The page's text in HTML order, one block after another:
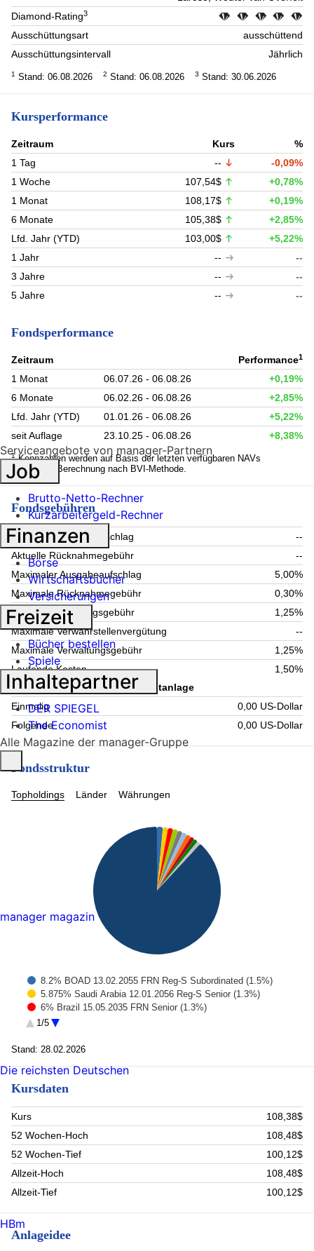
Diamond-Rating3
Ausschüttungsart
ausschüttend
Ausschüttungsintervall
Jährlich
1 Stand: 06.08.2026 2 Stand: 06.08.2026 3 Stand: 30.06.2026
Kursperformance
Zeitraum Kurs
%
1 Tag
--
-0,09%
1 Woche
107,54$
+0,78%
1 Monat
108,17$
+0,19%
6 Monate
105,38$
+2,85%
Lfd. Jahr (YTD)
103,00$
+5,22%
1 Jahr
--
--
3 Jahre
--
--
5 Jahre
-- --
Fondsperformance
Zeitraum Performance1
1 Monat 06.07.26 - 06.08.26
+0,19%
6 Monate
06.02.26 - 06.08.26
+2,85%
Lfd. Jahr (YTD)
01.01.26 - 06.08.26
+5,22%
seit Auflage
23.10.25 - 06.08.26 +8,38%
1Kennzahlen werden auf Basis der letzten verfügbaren NAVs
berechnet. Berechnung nach BVI-Methode.
Fondsgebühren
Aktueller Ausgabeaufschlag
--
Aktuelle Rücknahmegebühr
--
Maximaler Ausgabeaufschlag
5,00%
Maximale Rücknahmegebühr
0,30%
Aktuelle Verwaltungsgebühr
1,25%
Maximale Verwahrstellenvergütung
--
Maximale Verwaltungsgebühr
1,25%
Laufende Kosten
1,50%
Information zum Kauf - Mindestanlage
Einmalig
0,00 US-Dollar
Folgende
0,00 US-Dollar
Fondsstruktur
Topholdings Länder Währungen
8.2% BOAD 13.02.2055 FRN Reg-S Subordinated (1.5%)
5.875% Saudi Arabia 12.01.2056 Reg-S Senior (1.3%)
6% Brazil 15.05.2035 FRN Senior (1.3%)
9.5% Banco Actinver Fideic 18.12.2032 Reg-S Senior (1.3%)
6.097% Gabon Blue 01.08.2038 Reg-S Senior (1.2%)
4.7% BOAD 22.10.2031 Reg-S Senior (1%)
7.5% Africa Finance Open End FRN Reg-S Senior (1%)
1/5
Stand: 28.02.2026
Kursdaten
Kurs
108,38$
52 Wochen-Hoch
108,48$
52 Wochen-Tief
100,12$
Allzeit-Hoch
108,48$
Allzeit-Tief
100,12$
Anlageidee
Serviceangebote von manager-Partnern
Job
Brutto-Netto-Rechner
Kurzarbeitergeld-Rechner
Finanzen
Börse
Wirtschaftsbücher
Versicherungen
Freizeit
Bücher bestellen
Spiele
Inhaltepartner
DER SPIEGEL
The Economist
Alle Magazine der manager-Gruppe
manager magazin
Die reichsten Deutschen
HBm